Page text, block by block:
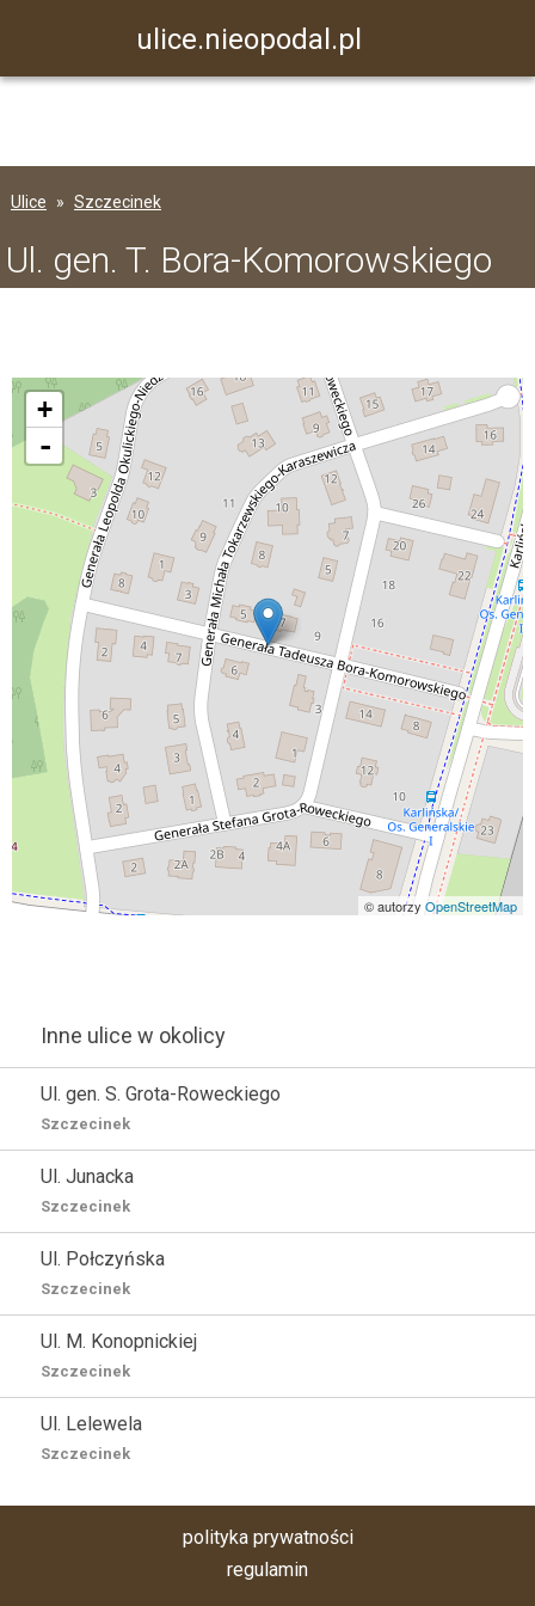
ulice.nieopodal.pl
Ulice Szczecinek
Ul. gen. T. Bora-Komorowskiego
+
-
© autorzy OpenStreetMap
Inne ulice w okolicy
Ul. gen. S. Grota-Roweckiego
Szczecinek
Ul. Junacka
Szczecinek
Ul. Połczyńska
Szczecinek
Ul. M. Konopnickiej
Szczecinek
Ul. Lelewela
Szczecinek
polityka prywatności
regulamin